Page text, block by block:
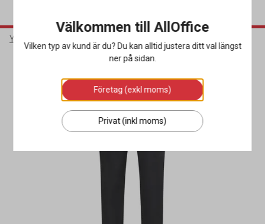
Yrkeskläder & Skydd
Välkommen till AllOffice
Vilken typ av kund är du? Du kan alltid justera ditt val längst
ner på sidan.
Företag (exkl moms)
Privat (inkl moms)